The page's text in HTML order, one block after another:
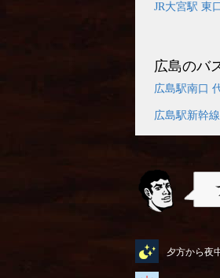
JR大宮駅 東
広島のバ
広島駅南口
広島駅新幹
夕方から夜